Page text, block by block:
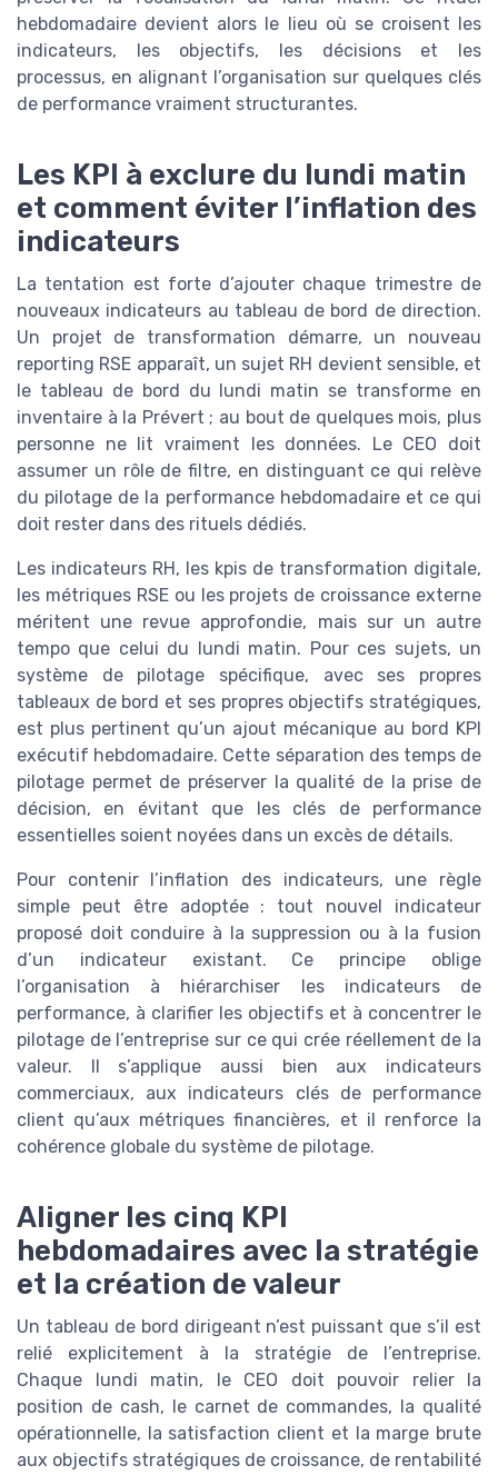
hebdomadaire devient alors le lieu où se croisent les
indicateurs, les objectifs, les décisions et les
processus, en alignant l’organisation sur quelques clés
de performance vraiment structurantes.
Les KPI à exclure du lundi matin
et comment éviter l’inflation des
indicateurs
La tentation est forte d’ajouter chaque trimestre de
nouveaux indicateurs au tableau de bord de direction.
Un projet de transformation démarre, un nouveau
reporting RSE apparaît, un sujet RH devient sensible, et
le tableau de bord du lundi matin se transforme en
inventaire à la Prévert ; au bout de quelques mois, plus
personne ne lit vraiment les données. Le CEO doit
assumer un rôle de filtre, en distinguant ce qui relève
du pilotage de la performance hebdomadaire et ce qui
doit rester dans des rituels dédiés.
Les indicateurs RH, les kpis de transformation digitale,
les métriques RSE ou les projets de croissance externe
méritent une revue approfondie, mais sur un autre
tempo que celui du lundi matin. Pour ces sujets, un
système de pilotage spécifique, avec ses propres
tableaux de bord et ses propres objectifs stratégiques,
est plus pertinent qu’un ajout mécanique au bord KPI
exécutif hebdomadaire. Cette séparation des temps de
pilotage permet de préserver la qualité de la prise de
décision, en évitant que les clés de performance
essentielles soient noyées dans un excès de détails.
Pour contenir l’inflation des indicateurs, une règle
simple peut être adoptée : tout nouvel indicateur
proposé doit conduire à la suppression ou à la fusion
d’un indicateur existant. Ce principe oblige
l’organisation à hiérarchiser les indicateurs de
performance, à clarifier les objectifs et à concentrer le
pilotage de l’entreprise sur ce qui crée réellement de la
valeur. Il s’applique aussi bien aux indicateurs
commerciaux, aux indicateurs clés de performance
client qu’aux métriques financières, et il renforce la
cohérence globale du système de pilotage.
Aligner les cinq KPI
hebdomadaires avec la stratégie
et la création de valeur
Un tableau de bord dirigeant n’est puissant que s’il est
relié explicitement à la stratégie de l’entreprise.
Chaque lundi matin, le CEO doit pouvoir relier la
position de cash, le carnet de commandes, la qualité
opérationnelle, la satisfaction client et la marge brute
aux objectifs stratégiques de croissance, de rentabilité